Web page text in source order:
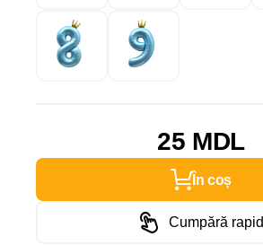
25 MDL
În coș
Cumpără rapid